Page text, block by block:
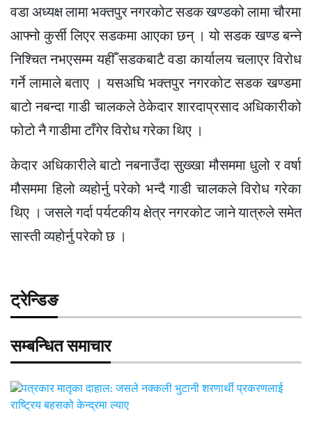
वडा अध्यक्ष लामा भक्तपुर नगरकोट सडक खण्डको लामा चौरमा
आफ्नो कुर्सी लिएर सडकमा आएका छन् । यो सडक खण्ड बन्ने
निश्चित नभएसम्म यहीँ सडकबाटै वडा कार्यालय चलाएर विरोध
गर्ने लामाले बताए । यसअघि भक्तपुर नगरकोट सडक खण्डमा
बाटो नबन्दा गाडी चालकले ठेकेदार शारदाप्रसाद अधिकारीको
फोटो नै गाडीमा टाँगेर विरोध गरेका थिए ।
केदार अधिकारीले बाटो नबनाउँदा सुख्खा मौसममा धुलो र वर्षा
मौसममा हिलो व्यहोर्नु परेको भन्दै गाडी चालकले विरोध गरेका
थिए । जसले गर्दा पर्यटकीय क्षेत्र नगरकोट जाने यात्रुले समेत
सास्ती व्यहोर्नु परेको छ ।
ट्रेन्डिङ
सम्बन्धित समाचार